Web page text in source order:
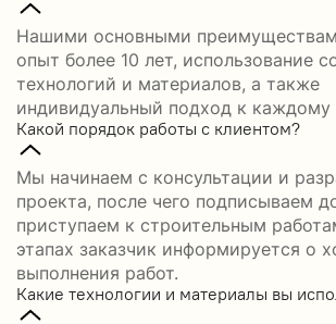
Нашими основными
опыт более 10 лет, использование
технологий и материалов, а также
индивидуальный подход к каждому
Какой порядок работы с клиентом?
Мы начинаем с консультации и
проекта, после чего подписываем
приступаем к строительным
этапах заказчик информируется о
выполнения работ.
Какие технологии и материалы вы